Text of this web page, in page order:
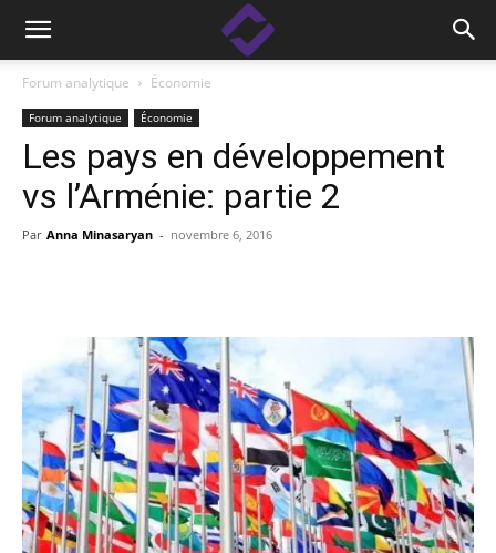
Forum analytique Économie
Forum analytique Économie
Les pays en développement
vs l’Arménie: partie 2
Par Anna Minasaryan - novembre 6, 2016